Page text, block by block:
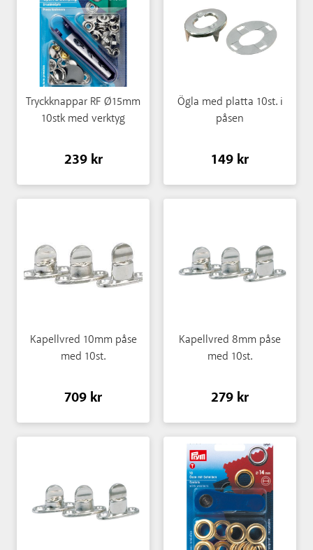
Tryckknappar RF Ø15mm
10stk med verktyg
239 kr
Ögla med platta 10st. i
påsen
149 kr
Kapellvred 10mm påse
med 10st.
709 kr
Kapellvred 8mm påse
med 10st.
279 kr